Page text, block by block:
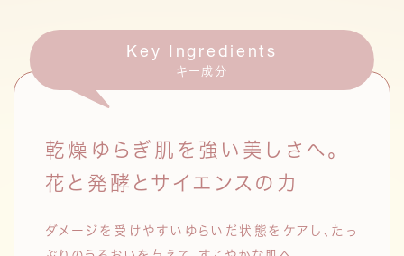
Key Ingredients
キー成分
乾燥ゆらぎ肌を強い美しさへ。
花と発酵とサイエンスの力
ダメージを受けやすいゆらいだ状態をケアし、たっ